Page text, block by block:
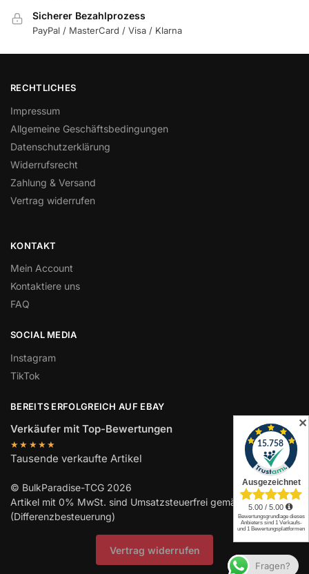
Sicherer Bezahlprozess
PayPal / MasterCard / Visa / Klarna
RECHTLICHES
Impressum
Allgemeine Geschäftsbedingungen
Datenschutzerklärung
Widerrufsrecht
Zahlung & Versand
Vertrag widerrufen
KONTAKT
Mein Account
Kontaktiere uns
FAQ
SOCIAL MEDIA
Instagram
TikTok
BEREITS ERFOLGREICH AUF EBAY
Verkäufer mit Top-Bewertungen
★★★★★
Tausende verkaufte Artikel
© BulkParadise-TCG 2026
Artikel mit 0% MwSt. sind Umsatzsteuerfrei gemäß UStG §25a
(Differenzbesteuerung)
Vertrag widerrufen
Fragen?
✕